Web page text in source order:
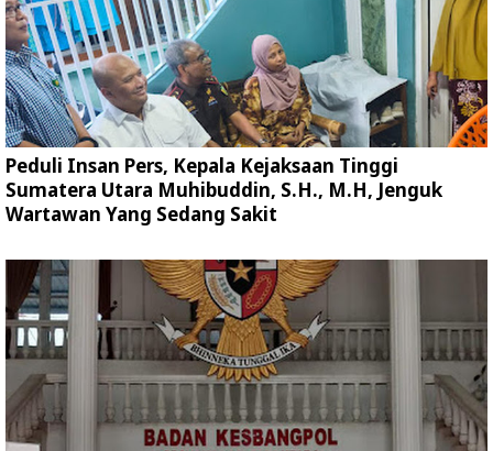
Peduli Insan Pers, Kepala Kejaksaan Tinggi
Sumatera Utara Muhibuddin, S.H., M.H, Jenguk
Wartawan Yang Sedang Sakit